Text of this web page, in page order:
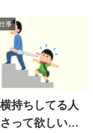
事
持ちしてる人
って欲しい…